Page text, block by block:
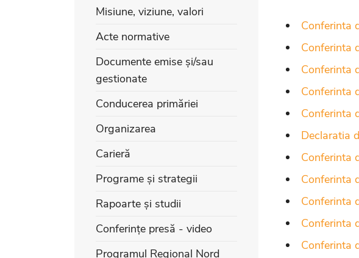
Conferinta
Conferinta
Conferinta
Conferinta
Conferinta
Declaratia
Conferinta
Conferinta
Conferinta
Conferinta
Conferinta
Misiune, viziune, valori
Acte normative
Documente emise și/sau
gestionate
Conducerea primăriei
Organizarea
Carieră
Programe și strategii
Rapoarte și studii
Conferințe presă - video
Programul Regional Nord